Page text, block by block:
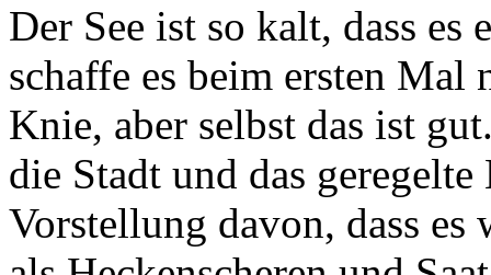
Der See ist so kalt, dass
schaffe es beim ersten Mal
Knie, aber selbst das ist
die Stadt und das
Vorstellung davon, dass